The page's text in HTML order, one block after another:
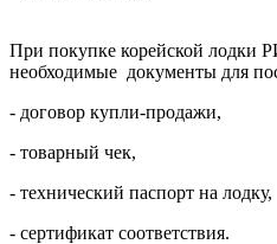
При покупке корейской лодки
необходимые документы для
- договор купли-продажи,
- товарный чек,
- технический паспорт на лодку,
- сертификат соответствия.